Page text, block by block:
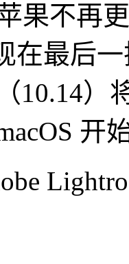
果不再
最后一
10.14
开